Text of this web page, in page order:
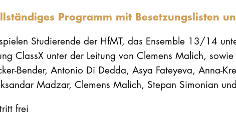
Programm mit Besetzungslisten
Studierende der HfMT, das Ensemble 13/14
ClassX unter der Leitung von Clemens Malich,
Bender, Antonio Di Dedda, Asya Fateyeva, Anna-
Madzar, Clemens Malich, Stepan Simonian
frei